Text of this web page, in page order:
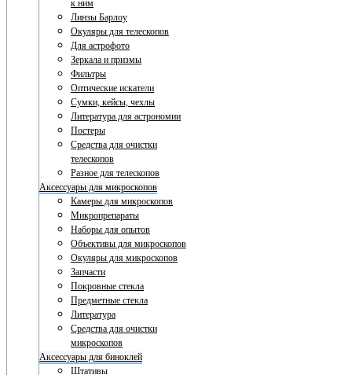
к ним
Линзы Барлоу
Окуляры для телескопов
Для астрофото
Зеркала и призмы
Фильтры
Оптические искатели
Сумки, кейсы, чехлы
Литература для астрономии
Постеры
Средства для очистки
телескопов
Разное для телескопов
Аксессуары для микроскопов
Камеры для микроскопов
Микропрепараты
Наборы для опытов
Объективы для микроскопов
Окуляры для микроскопов
Запчасти
Покровные стекла
Предметные стекла
Литература
Средства для очистки
микроскопов
Аксессуары для биноклей
Штативы